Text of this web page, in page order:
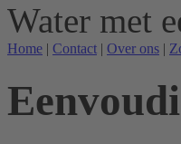
Water met
Home | Contact | Over ons |